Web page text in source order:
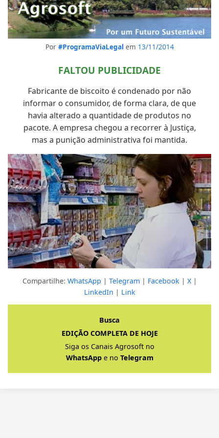
Por #ProgramaViaLegal em 13/11/2014
FALTOU PUBLICIDADE
Fabricante de biscoito é condenado por não
informar o consumidor, de forma clara, de que
havia alterado a quantidade de produtos no
pacote. A empresa chegou a recorrer à Justiça,
mas a punição administrativa foi mantida.
Clique para ver a resposta completa
Compartilhe: WhatsApp | Telegram| Facebook | X|
LinkedIn | Link
Busca
EDIÇÃO COMPLETA DE HOJE
Siga os Canais Agrosoft no
WhatsAppe no Telegram